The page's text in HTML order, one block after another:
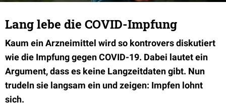
Lang lebe die COVID-Impfung
Kaum ein Arzneimittel wird so kontrovers diskutiert
wie die Impfung gegen COVID-19. Dabei lautet ein
Argument, dass es keine Langzeitdaten gibt. Nun
trudeln sie langsam ein und zeigen: Impfen lohnt
sich.